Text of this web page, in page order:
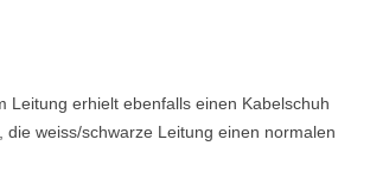
Leitung erhielt ebenfalls einen Kabelschuh
die weiss/schwarze Leitung einen normalen